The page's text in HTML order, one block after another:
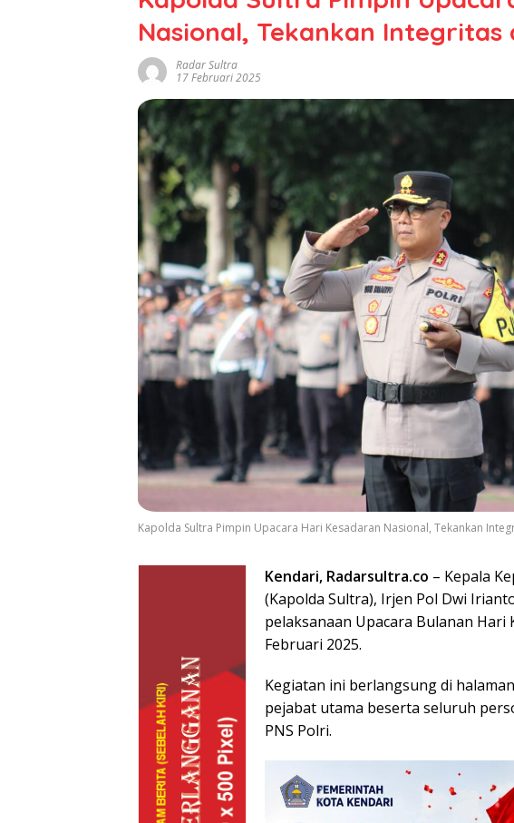
Nasional, Tekankan Integritas
Radar Sultra
17 Februari 2025
Kapolda Sultra Pimpin Upacara Hari Kesadaran Nasional, Tekankan
Kendari, Radarsultra.co – Kepala
(Kapolda Sultra), Irjen Pol Dwi
pelaksanaan Upacara Bulanan Hari
Februari 2025.
Kegiatan ini berlangsung di
pejabat utama beserta seluruh
PNS Polri.